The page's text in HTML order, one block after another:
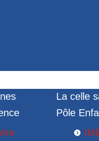
La celle
Pôle